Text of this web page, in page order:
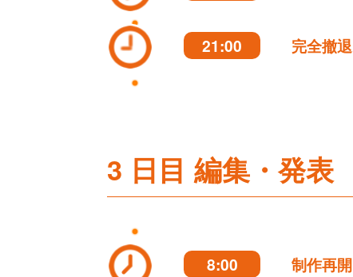
21:00 完全撤退
3 日目 編集・発表
8:00 制作再開